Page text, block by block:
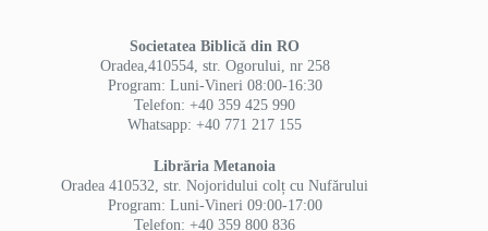
Societatea Biblică din RO
Oradea,410554, str. Ogorului, nr 258
Program: Luni-Vineri 08:00-16:30
Telefon: +40 359 425 990
Whatsapp: +40 771 217 155
Librăria Metanoia
Oradea 410532, str. Nojoridului colț cu Nufărului
Program: Luni-Vineri 09:00-17:00
Telefon: +40 359 800 836